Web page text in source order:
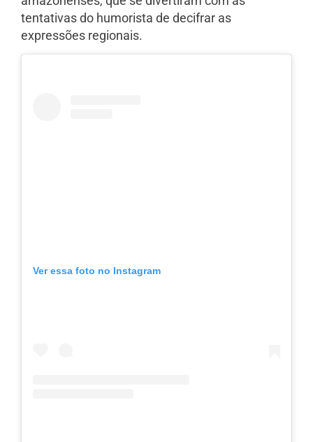
tentativas do humorista de decifrar as
expressões regionais.
Ver essa foto no Instagram